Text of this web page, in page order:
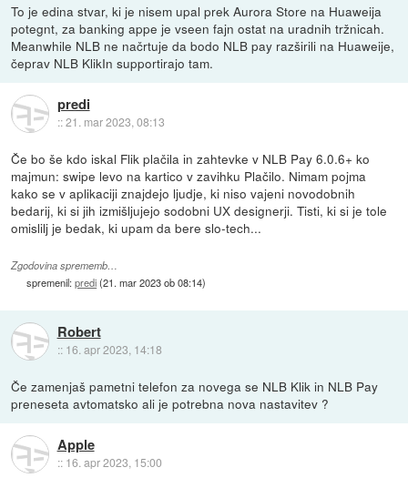
To je edina stvar, ki je nisem upal prek Aurora Store na Huaweija
potegnt, za banking appe je vseen fajn ostat na uradnih tržnicah.
Meanwhile NLB ne načrtuje da bodo NLB pay razširili na Huaweije,
čeprav NLB KlikIn supportirajo tam.
predi
::21. mar 2023, 08:13
Če bo še kdo iskal Flik plačila in zahtevke v NLB Pay 6.0.6+ ko
majmun: swipe levo na kartico v zavihku Plačilo. Nimam pojma
kako se v aplikaciji znajdejo ljudje, ki niso vajeni novodobnih
bedarij, ki si jih izmišljujejo sodobni UX designerji. Tisti, ki si je tole
omislilj je bedak, ki upam da bere slo-tech...
Zgodovina sprememb…
spremenil:predi(21. mar 2023 ob 08:14)
Robert
:: 16. apr 2023, 14:18
Če zamenjaš pametni telefon za novega se NLB Klik in NLB Pay
preneseta avtomatsko ali je potrebna nova nastavitev ?
Apple
:: 16. apr 2023, 15:00